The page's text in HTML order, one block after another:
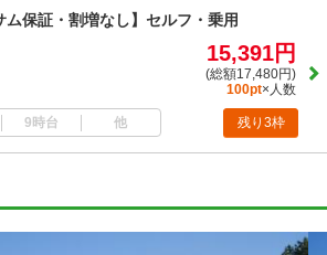
保証・割増なし】セルフ・乗用
15,391円
(総額17,480円)
100pt×人数
9時台 他 残り3枠